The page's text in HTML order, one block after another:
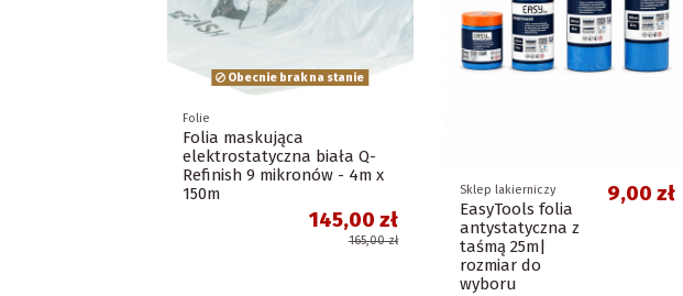
Obecnie brak na stanie
Folie
Folia maskująca
elektrostatyczna biała Q-
Refinish 9 mikronów - 4m x
150m
145,00 zł
165,00 zł
Sklep lakierniczy
EasyTools folia
antystatyczna z
taśmą 25m|
rozmiar do
wyboru
9,00 zł